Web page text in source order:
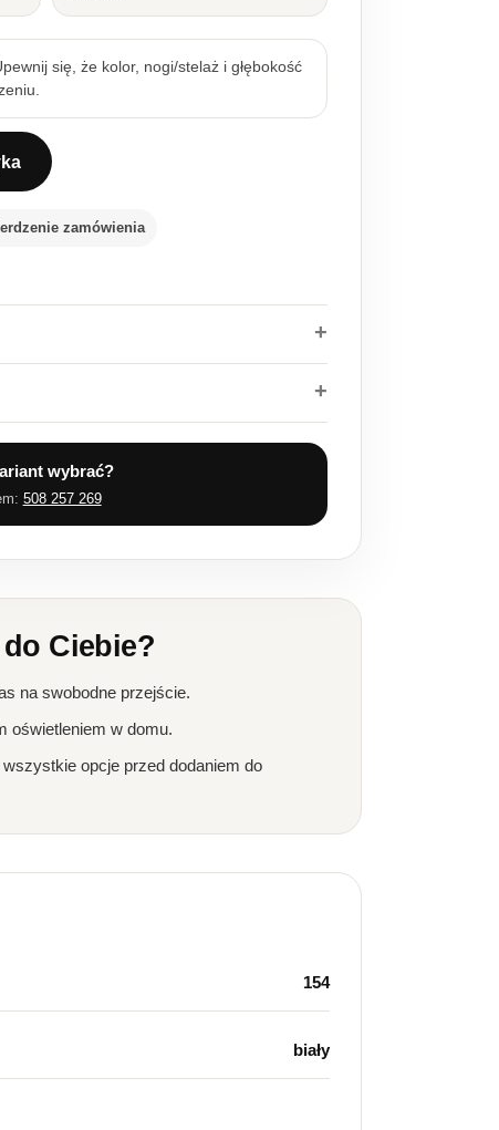
się, że kolor, nogi/stelaż i głębokość
trzydrzwiowa ryflowana
zamówienia
wybrać?
508 257 269
Ciebie?
na swobodne przejście.
oświetleniem w domu.
opcje przed dodaniem do
154
biały